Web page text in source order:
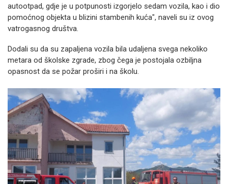
autootpad, gdje je u potpunosti izgorjelo sedam vozila, kao i dio
pomoćnog objekta u blizini stambenih kuća", naveli su iz ovog
vatrogasnog društva.
Dodali su da su zapaljena vozila bila udaljena svega nekoliko
metara od školske zgrade, zbog čega je postojala ozbiljna
opasnost da se požar proširi i na školu.